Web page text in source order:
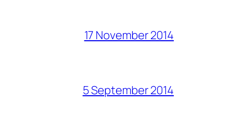
17 November 2014
5 September 2014